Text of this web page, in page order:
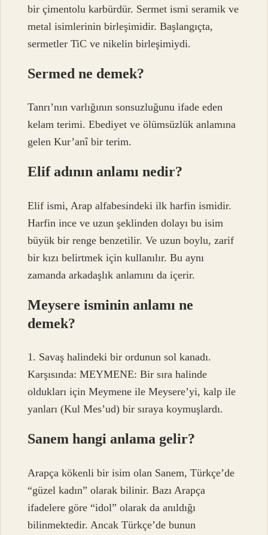
bir çimentolu karbürdür. Sermet ismi seramik ve
metal isimlerinin birleşimidir. Başlangıçta,
sermetler TiC ve nikelin birleşimiydi.
Sermed ne demek?
Tanrı’nın varlığının sonsuzluğunu ifade eden
kelam terimi. Ebediyet ve ölümsüzlük anlamına
gelen Kur’anî bir terim.
Elif adının anlamı nedir?
Elif ismi, Arap alfabesindeki ilk harfin ismidir.
Harfin ince ve uzun şeklinden dolayı bu isim
büyük bir renge benzetilir. Ve uzun boylu, zarif
bir kızı belirtmek için kullanılır. Bu aynı
zamanda arkadaşlık anlamını da içerir.
Meysere isminin anlamı ne
demek?
1. Savaş halindeki bir ordunun sol kanadı.
Karşısında: MEYMENE: Bir sıra halinde
oldukları için Meymene ile Meysere’yi, kalp ile
yanları (Kul Mes’ud) bir sıraya koymuşlardı.
Sanem hangi anlama gelir?
Arapça kökenli bir isim olan Sanem, Türkçe’de
“güzel kadın” olarak bilinir. Bazı Arapça
ifadelere göre “idol” olarak da anıldığı
bilinmektedir. Ancak Türkçe’de bunun